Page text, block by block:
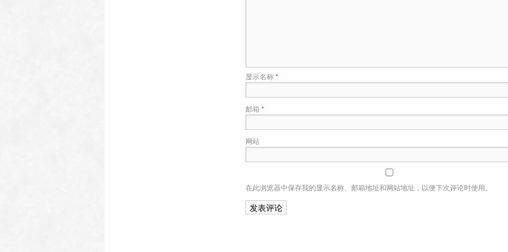
显示名称*
邮箱 *
网站
在此浏览器中保存我的显示名称、邮箱地址和网站地址，以便下次评论时使用。